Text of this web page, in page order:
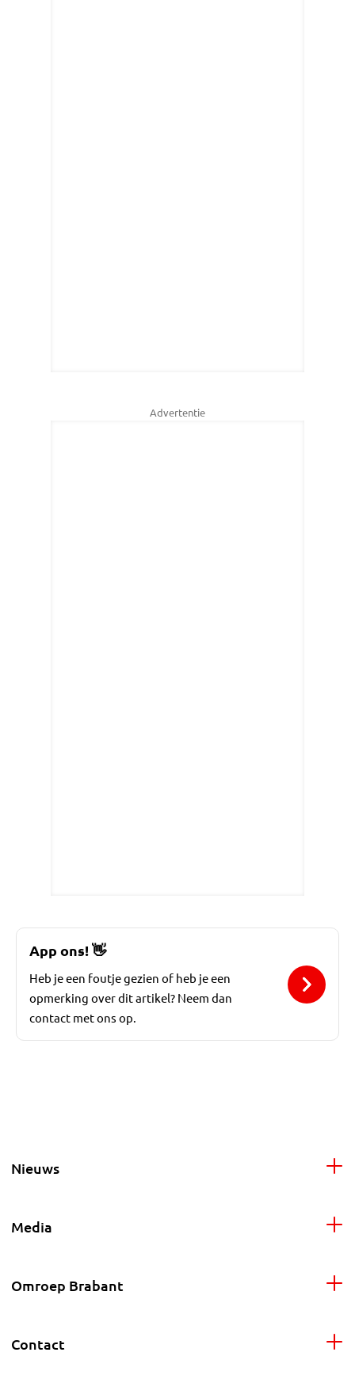
Advertentie
App ons!👋
Heb je een foutje gezien of heb je een
opmerking over dit artikel? Neem dan
contact met ons op.
Nieuws
Media
Omroep Brabant
Contact